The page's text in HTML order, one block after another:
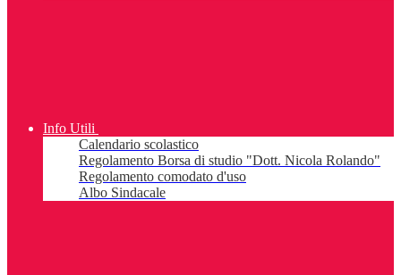
Info Utili
Calendario scolastico
Regolamento Borsa di studio "Dott. Nicola Rolando"
Regolamento comodato d'uso
Albo Sindacale